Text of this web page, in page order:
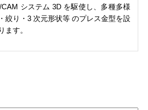
システム 3D を駆使し、多種多様
絞り・3 次元形状等 のプレス金型を設
ます。